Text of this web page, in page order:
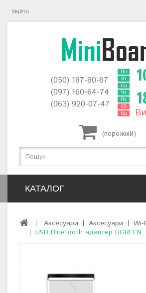
Увійти
(порожній)
(050) 187-80-87
(097) 160-64-74
(063) 920-07-47
Пн
Вт
Ср
Чт
Пт
Сб
Нд
КАТАЛОГ
Аксесуари Аксесуари
USB Bluetooth адаптер UGREEN